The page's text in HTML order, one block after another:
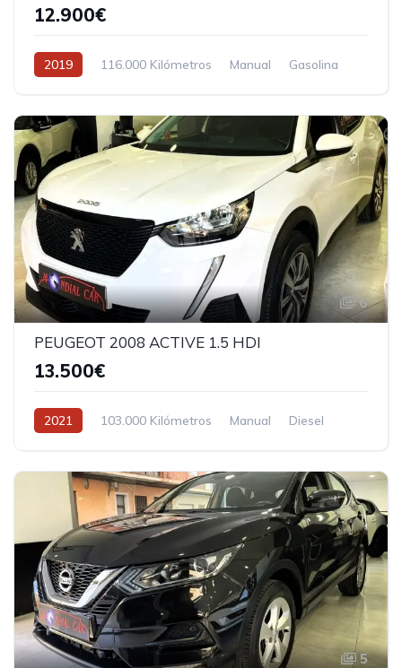
12.900€
2019 116.000 Kilómetros Manual Gasolina
6
PEUGEOT 2008 ACTIVE 1.5 HDI
13.500€
2021 103.000 Kilómetros Manual Diesel
5